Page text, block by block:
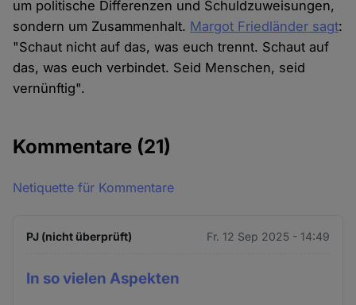
um politische Differenzen und Schuldzuweisungen,
sondern um Zusammenhalt. Margot Friedländer sagt:
"Schaut nicht auf das, was euch trennt. Schaut auf
das, was euch verbindet. Seid Menschen, seid
vernünftig".
Kommentare (21)
Netiquette für Kommentare
PJ (nicht überprüft) Fr. 12 Sep 2025 - 14:49
In so vielen Aspekten